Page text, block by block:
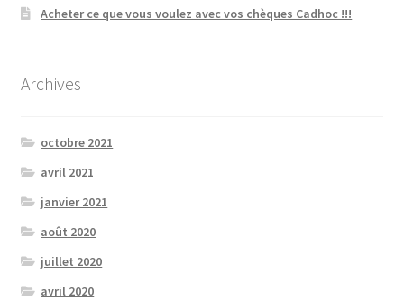
Acheter ce que vous voulez avec vos chèques Cadhoc !!!
Archives
octobre 2021
avril 2021
janvier 2021
août 2020
juillet 2020
avril 2020